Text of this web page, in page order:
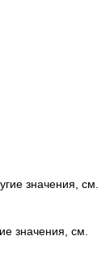
значения, см.
значения, см.